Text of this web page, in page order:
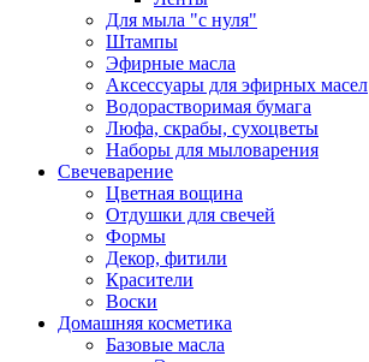
Для мыла "с нуля"
Штампы
Эфирные масла
Аксессуары для эфирных масел
Водорастворимая бумага
Люфа, скрабы, сухоцветы
Наборы для мыловарения
Свечеварение
Цветная вощина
Отдушки для свечей
Формы
Декор, фитили
Красители
Воски
Домашняя косметика
Базовые масла